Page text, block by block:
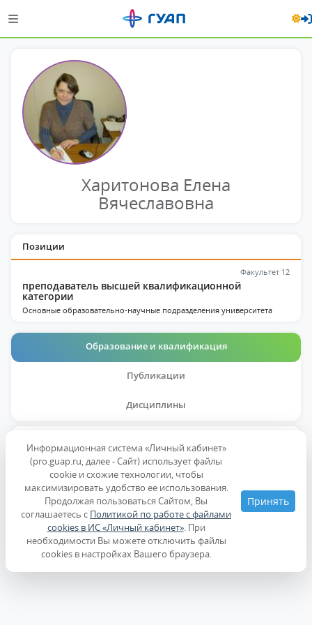
Харитонова Елена
Вячеславовна
Позиции
Факультет 12
преподаватель высшей квалификационной
категории
Основные образовательно-научные подразделения университета
Образование и квалификация
Публикации
Дисциплины
Образование
Повышение квалификации
Информационная система «Личный кабинет»
(pro.guap.ru, далее - Сайт) использует файлы
cookie и схожие технологии, чтобы
максимизировать удобство ее использования.
Продолжая пользоваться Сайтом, Вы
соглашаетесь с Политикой по работе с файлами
cookies в ИС «Личный кабинет». При
необходимости Вы можете отключить файлы
cookies в настройках Вашего браузера.
Принять